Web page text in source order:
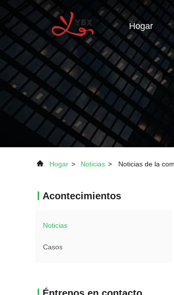
Hogar
Hogar > Noticias > Noticias de la
Acontecimientos
Noticias
Casos